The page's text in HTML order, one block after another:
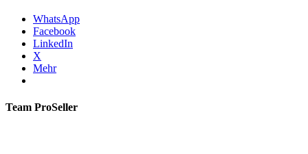
WhatsApp
Facebook
LinkedIn
X
Mehr
Team ProSeller